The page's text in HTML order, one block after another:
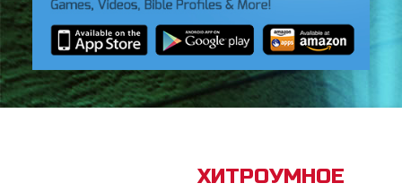
Bible App
ХИТРОУМНОЕ